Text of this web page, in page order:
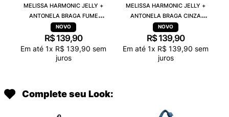
MELISSA HARMONIC JELLY +
ANTONELA BRAGA FUME
TRANSPARENTE 38263
R$ 139,90
Em até 1x R$ 139,90 sem
juros
MELISSA HARMONIC JELLY +
ANTONELA BRAGA CINZA
TRANSPARENTE 38263
R$ 139,90
Em até 1x R$ 139,90 sem
juros
Complete seu Look: